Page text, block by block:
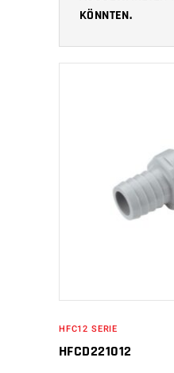
KÖNNTEN.
IN DEN
HFC12 SERIE
HFCD221012